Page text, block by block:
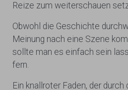
Reize zum weiterschauen
Obwohl die Geschichte
Meinung nach eine Szene
sollte man es einfach sein
fern.
Ein knallroter Faden, der